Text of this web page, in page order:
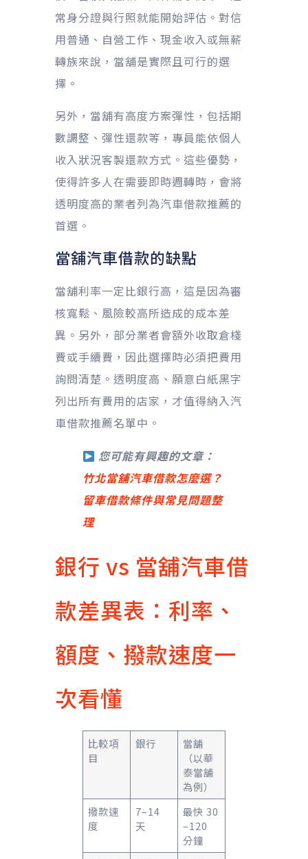
常身分證與行照就能開始評估。對信
用普通、自營工作、現金收入或無薪
轉族來說，當舖是實際且可行的選
擇。
另外，當舖有高度方案彈性，包括期
數調整、彈性還款等，專員能依個人
收入狀況客製還款方式。這些優勢，
使得許多人在需要即時週轉時，會將
透明度高的業者列為汽車借款推薦的
首選。
當舖汽車借款的缺點
當舖利率一定比銀行高，這是因為審
核寬鬆、風險較高所造成的成本差
異。另外，部分業者會額外收取倉棧
費或手續費，因此選擇時必須把費用
詢問清楚。透明度高、願意白紙黑字
列出所有費用的店家，才值得納入汽
車借款推薦名單中。
您可能有興趣的文章：
竹北當舖汽車借款怎麼選？
留車借款條件與常見問題整
理
銀行 vs 當舖汽車借
款差異表：利率、
額度、撥款速度一
次看懂
比較項
目
銀行
當舖
（以華
泰當舖
為例）
撥款速
度
7–14
天
最快 30
–120
分鐘